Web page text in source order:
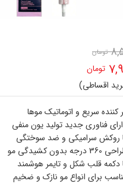
تومان
اصلی
8,500,000 تومان
بود.
تومان
7,990,000 تومان
اقساطی)
کننده سریع و اتوماتیک موها
فناوری جدید تولید یون منفی
روکش سرامیکی و ضد سوختگی
درجه بدون کشیدگی مو
دکمه قلب شکل و تایمر هوشمند
برای انواع مو نازک و ضخیم